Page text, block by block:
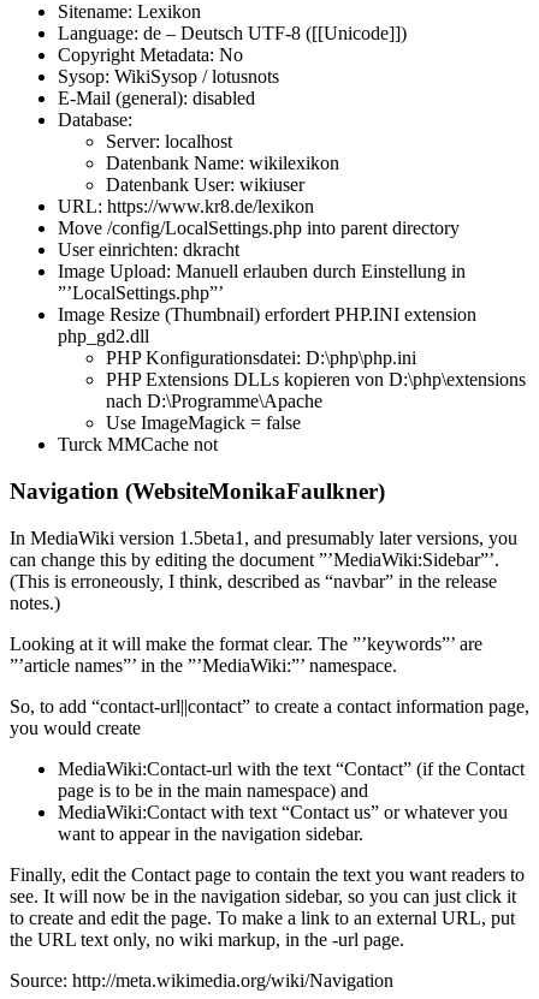
Sitename: Lexikon
Language: de – Deutsch UTF-8 ([[Unicode]])
Copyright Metadata: No
Sysop: WikiSysop / lotusnots
E-Mail (general): disabled
Database:
Server: localhost
Datenbank Name: wikilexikon
Datenbank User: wikiuser
URL: https://www.kr8.de/lexikon
Move /config/LocalSettings.php into parent directory
User einrichten: dkracht
Image Upload: Manuell erlauben durch Einstellung in
”’LocalSettings.php”’
Image Resize (Thumbnail) erfordert PHP.INI extension
php_gd2.dll
PHP Konfigurationsdatei: D:\php\php.ini
PHP Extensions DLLs kopieren von D:\php\extensions
nach D:\Programme\Apache
Use ImageMagick = false
Turck MMCache not
Navigation (WebsiteMonikaFaulkner)
In MediaWiki version 1.5beta1, and presumably later versions, you
can change this by editing the document ”’MediaWiki:Sidebar”’.
(This is erroneously, I think, described as “navbar” in the release
notes.)
Looking at it will make the format clear. The ”’keywords”’ are
”’article names”’ in the ”’MediaWiki:”’ namespace.
So, to add “contact-url||contact” to create a contact information page,
you would create
MediaWiki:Contact-url with the text “Contact” (if the Contact
page is to be in the main namespace) and
MediaWiki:Contact with text “Contact us” or whatever you
want to appear in the navigation sidebar.
Finally, edit the Contact page to contain the text you want readers to
see. It will now be in the navigation sidebar, so you can just click it
to create and edit the page. To make a link to an external URL, put
the URL text only, no wiki markup, in the -url page.
Source: http://meta.wikimedia.org/wiki/Navigation